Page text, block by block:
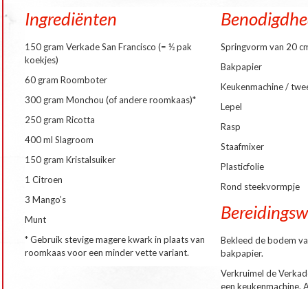
Ingrediënten
150 gram Verkade San Francisco (= ½ pak
koekjes)
60 gram Roomboter
300 gram Monchou (of andere roomkaas)*
250 gram Ricotta
400 ml Slagroom
150 gram Kristalsuiker
1 Citroen
3 Mango’s
Munt
* Gebruik stevige magere kwark in plaats van
roomkaas voor een minder vette variant.
Springvorm van 20
Bakpapier
Keukenmachine /
Lepel
Rasp
Staafmixer
Plasticfolie
Rond steekvormpje
Bekleed de bodem
bakpapier.
Verkruimel de
een keukenmachine.